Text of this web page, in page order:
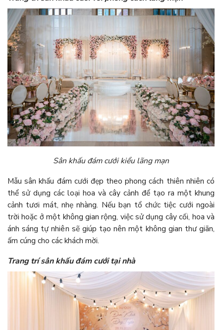
Sân khấu đám cưới kiểu lãng mạn
Mẫu sân khấu đám cưới đẹp theo phong cách thiên nhiên có
thể sử dụng các loại hoa và cây cảnh để tạo ra một khung
cảnh tươi mát, nhẹ nhàng. Nếu bạn tổ chức tiệc cưới ngoài
trời hoặc ở một không gian rộng, việc sử dụng cây cối, hoa và
ánh sáng tự nhiên sẽ giúp tạo nên một không gian thư giãn,
ấm cúng cho các khách mời.
Trang trí sân khấu đám cưới tại nhà